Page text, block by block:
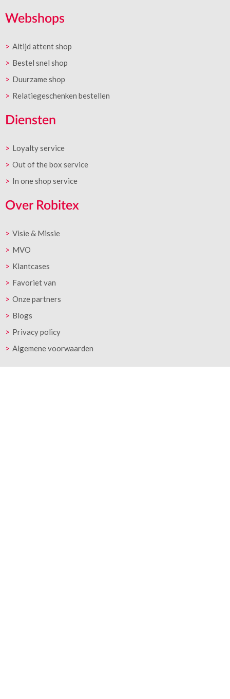
Webshops
Altijd attent shop
Bestel snel shop
Duurzame shop
Relatiegeschenken bestellen
Diensten
Loyalty service
Out of the box service
In one shop service
Over Robitex
Visie & Missie
MVO
Klantcases
Favoriet van
Onze partners
Blogs
Privacy policy
Algemene voorwaarden